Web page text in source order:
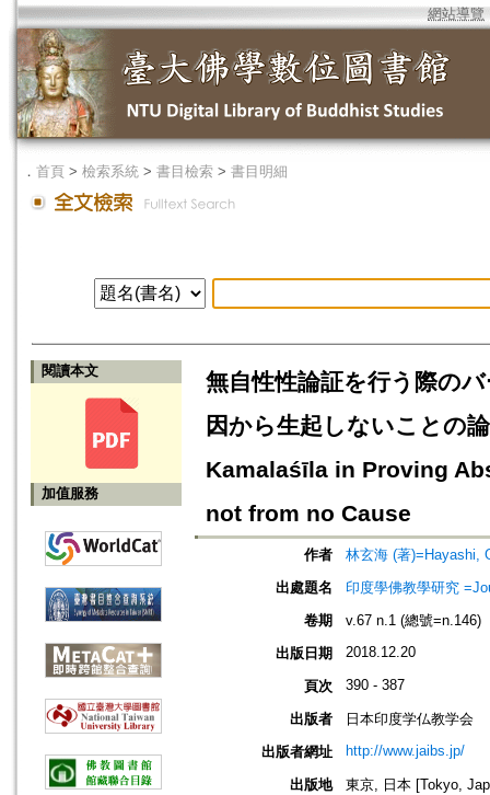
網站導覽
． 首頁 > 檢索系統 > 書目檢索 > 書目明細
閱讀本文
加值服務
無自性性論証を行う際の
因から生起しないことの
Kamalaśīla in Proving
not from no Cause
作者
林玄海 (著)=Hayashi,
出處題名
印度學佛教學研究
卷期
v.67 n.1 (總號=n.146)
出版日期
2018.12.20
頁次 390 - 387
出版者
日本印度学仏教学会
出版者網址
http://www.jaibs.jp/
出版地
東京, 日本 [Tokyo,